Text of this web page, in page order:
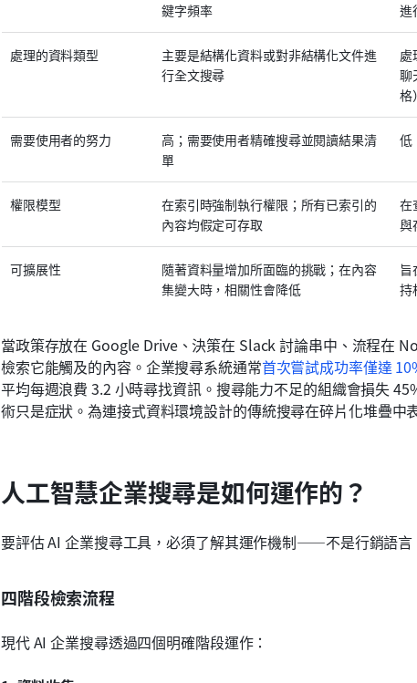
鍵字頻率
進
處理的資料類型
主要是結構化資料或對非結構化文件進
行全文搜尋
處
聊
格）
需要使用者的努力
高；需要使用者精確搜尋並閱讀結果清
單
低
權限模型
在索引時強制執行權限；所有已索引的
內容均假定可存取
在
與
可擴展性
隨著資料量增加所面臨的挑戰；在內容
集變大時，相關性會降低
持
當政策存放在 Google Drive、決策在 Slack 討論串中、流程在
檢索它能觸及的內容。企業搜尋系統通常首次嘗試成功率僅達
平均每週浪費 3.2 小時尋找資訊。搜尋能力不足的組織會損失
術只是症狀。為連接式資料環境設計的傳統搜尋在碎片化堆疊中
人工智慧企業搜尋是如何運作的？
要評估 AI 企業搜尋工具，必須了解其運作機制——不是行銷語言
四階段檢索流程
現代 AI 企業搜尋透過四個明確階段運作：